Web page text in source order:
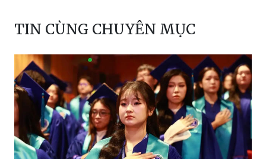
TIN CÙNG CHUYÊN MỤC